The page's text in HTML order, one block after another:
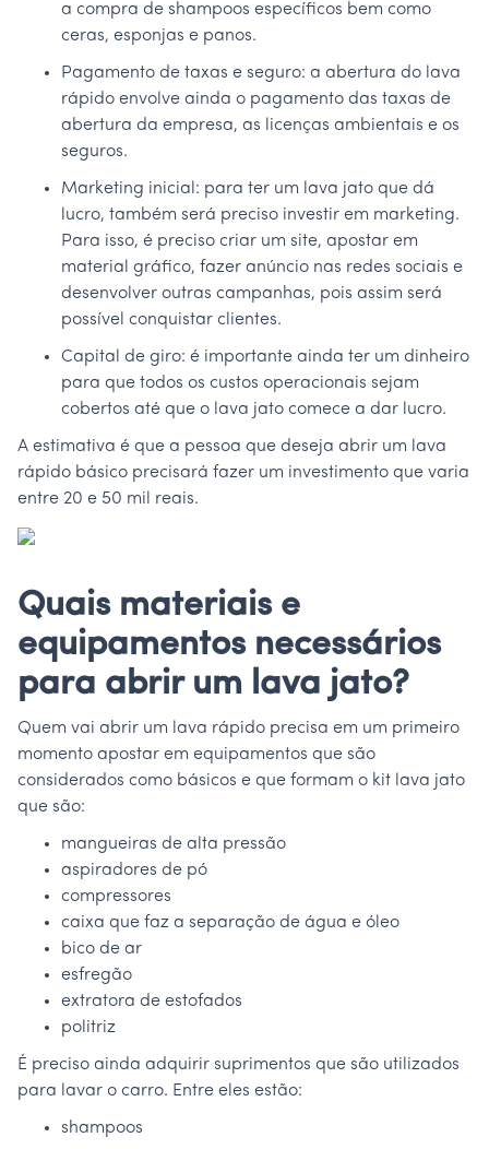
a compra de shampoos específicos bem como
ceras, esponjas e panos.
Pagamento de taxas e seguro: a abertura do lava
rápido envolve ainda o pagamento das taxas de
abertura da empresa, as licenças ambientais e os
seguros.
Marketing inicial: para ter um lava jato que dá
lucro, também será preciso investir em marketing.
Para isso, é preciso criar um site, apostar em
material gráfico, fazer anúncio nas redes sociais e
desenvolver outras campanhas, pois assim será
possível conquistar clientes.
Capital de giro: é importante ainda ter um dinheiro
para que todos os custos operacionais sejam
cobertos até que o lava jato comece a dar lucro.
A estimativa é que a pessoa que deseja abrir um lava
rápido básico precisará fazer um investimento que varia
entre 20 e 50 mil reais.
Quais materiais e
equipamentos necessários
para abrir um lava jato?
Quem vai abrir um lava rápido precisa em um primeiro
momento apostar em equipamentos que são
considerados como básicos e que formam o kit lava jato
que são:
mangueiras de alta pressão
aspiradores de pó
compressores
caixa que faz a separação de água e óleo
bico de ar
esfregão
extratora de estofados
politriz
É preciso ainda adquirir suprimentos que são utilizados
para lavar o carro. Entre eles estão:
shampoos